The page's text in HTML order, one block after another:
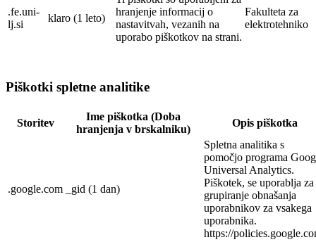
.fe.uni-
lj.si
klaro (1 leto)
hranjenje informacij o
nastavitvah, vezanih na
uporabo piškotkov na strani.
Fakulteta za
elektrotehniko
Piškotki spletne analitike
Storitev
Ime piškotka (Doba
hranjenja v brskalniku)
Opis piškotka
.google.com _gid (1 dan)
Spletna analitika s
pomočjo programa
Universal Analytics.
Piškotek, se uporablja za
grupiranje obnašanja
uporabnikov za vsakega
uporabnika.
https://